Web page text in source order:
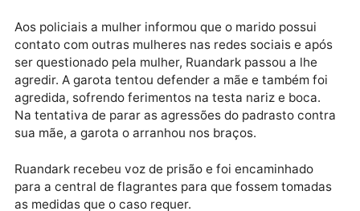
sua mãe estava sendo agredida. Os policiais ouviram
gritos da vítima dentro da casa e ao entrarem no
imóvel encontraram a mulher com vários hematomas
nas costas, pescoço e ombro.
Aos policiais a mulher informou que o marido possui
contato com outras mulheres nas redes sociais e
ser questionado pela mulher, Ruandark passou a lhe
agredir. A garota tentou defender a mãe e também
agredida, sofrendo ferimentos na testa nariz e boca.